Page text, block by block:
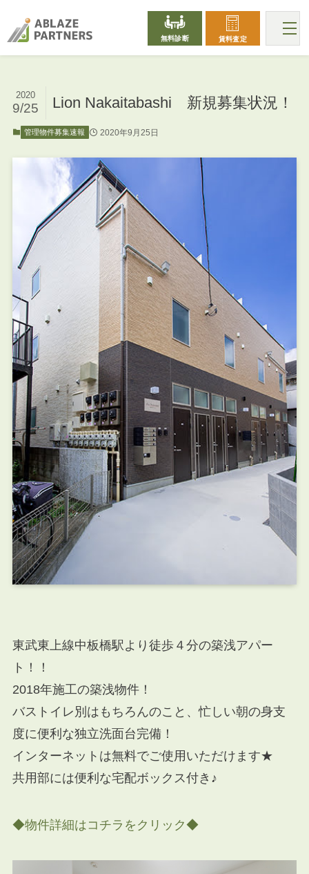
無料診断 賃料査定
Lion Nakaitabashi 新規募集状況！
2020
9/25
管理物件募集速報 2020年9月25日
東武東上線中板橋駅より徒歩４分の築浅アパー
ト！！
2018年施工の築浅物件！
バストイレ別はもちろんのこと、忙しい朝の身支
度に便利な独立洗面台完備！
インターネットは無料でご使用いただけます★
共用部には便利な宅配ボックス付き♪
◆物件詳細はコチラをクリック◆